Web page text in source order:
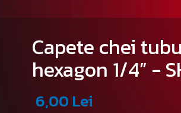
Capete chei
hexagon 1/4” -
6,00 Lei